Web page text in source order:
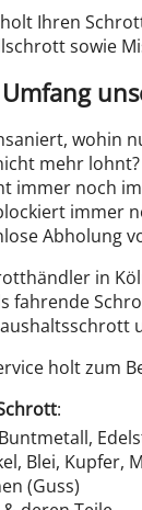
Ihren
sowie
wohin
mehr
immer noch
immer
Abholung
in
fahrende
holt zum
:
Blei, Kupfer,
(Guss)